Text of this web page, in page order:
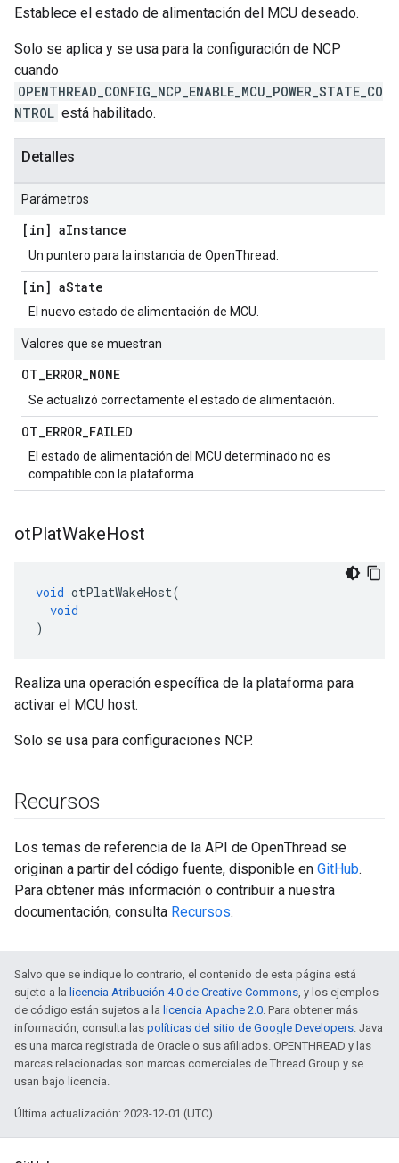
Establece el estado de alimentación del MCU deseado.
Solo se aplica y se usa para la configuración de NCP
cuando
OPENTHREAD_CONFIG_NCP_ENABLE_MCU_POWER_STATE_CO
NTROL está habilitado.
Detalles
Parámetros
[in] aInstance
Un puntero para la instancia de OpenThread.
[in] aState
El nuevo estado de alimentación de MCU.
Valores que se muestran
OT_ERROR_NONE
Se actualizó correctamente el estado de alimentación.
OT_ERROR_FAILED
El estado de alimentación del MCU determinado no es
compatible con la plataforma.
otPlatWakeHost
void otPlatWakeHost(
void
)
Realiza una operación específica de la plataforma para
activar el MCU host.
Solo se usa para configuraciones NCP.
Recursos
Los temas de referencia de la API de OpenThread se
originan a partir del código fuente, disponible en GitHub.
Para obtener más información o contribuir a nuestra
documentación, consulta Recursos.
Salvo que se indique lo contrario, el contenido de esta página está
sujeto a la licencia Atribución 4.0 de Creative Commons, y los ejemplos
de código están sujetos a la licencia Apache 2.0. Para obtener más
información, consulta las políticas del sitio de Google Developers. Java
es una marca registrada de Oracle o sus afiliados. OPENTHREAD y las
marcas relacionadas son marcas comerciales de Thread Group y se
usan bajo licencia.
Última actualización: 2023-12-01 (UTC)